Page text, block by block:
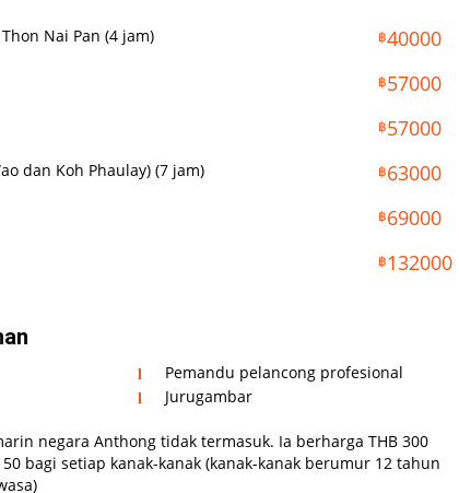
Nai Pan (4 jam) ฿40000
฿57000
฿57000
dan Koh Phaulay) (7 jam) ฿63000
฿69000
฿132000
Pemandu pelancong profesional
Jurugambar
negara Anthong tidak termasuk. Ia berharga THB 300
bagi setiap kanak-kanak (kanak-kanak berumur 12 tahun